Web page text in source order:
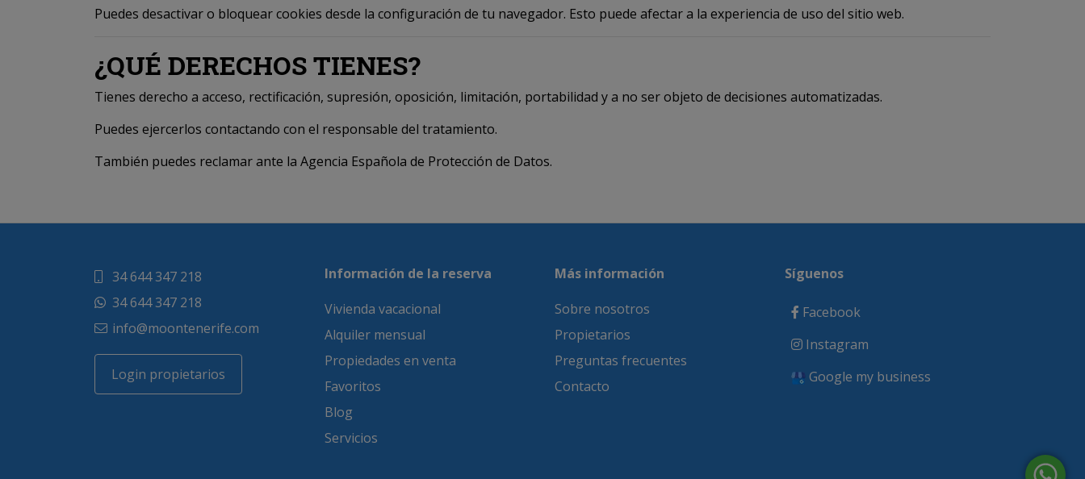
Puedes desactivar o bloquear cookies desde la configuración de tu navegador. Esto puede afectar a la experiencia de uso del sitio web.
¿QUÉ DERECHOS TIENES?
Tienes derecho a acceso, rectificación, supresión, oposición, limitación, portabilidad y a no ser objeto de decisiones automatizadas.
Puedes ejercerlos contactando con el responsable del tratamiento.
También puedes reclamar ante la Agencia Española de Protección de Datos.
34 644 347 218
34 644 347 218
info@moontenerife.com
Login propietarios
Información de la reserva
Vivienda vacacional
Alquiler mensual
Propiedades en venta
Favoritos
Blog
Servicios
Más información
Sobre nosotros
Propietarios
Preguntas frecuentes
Contacto
Síguenos
Facebook
Instagram
Google my business